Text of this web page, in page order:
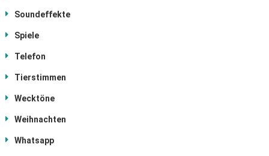
Soundeffekte
Spiele
Telefon
Tierstimmen
Wecktöne
Weihnachten
Whatsapp